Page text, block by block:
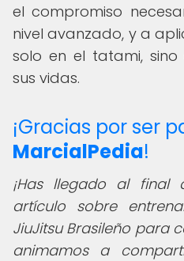
el compromiso
nivel avanzado, y a
solo en el tatami,
sus vidas.
¡Gracias por ser
MarcialPedia!
¡Has llegado al final
artículo sobre
JiuJitsu Brasileño para
animamos a